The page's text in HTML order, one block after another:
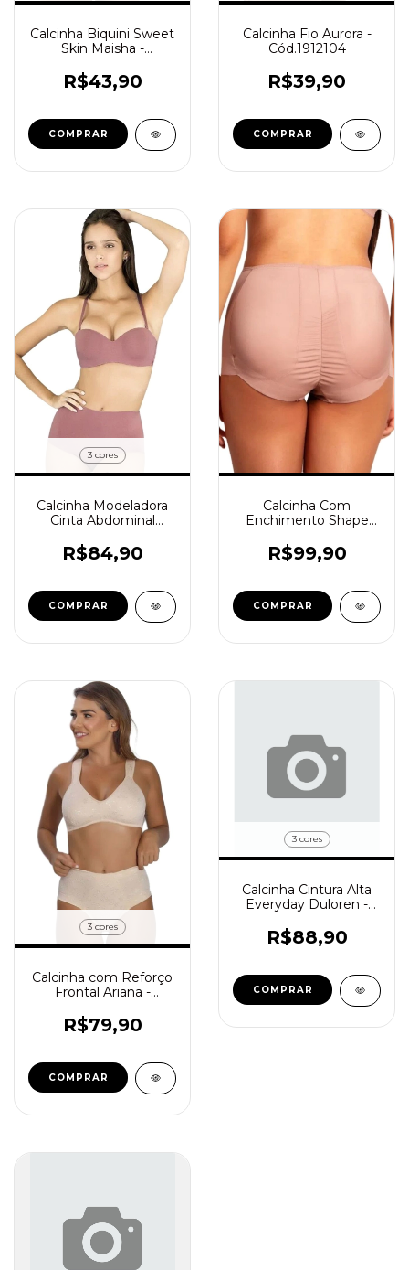
Calcinha Biquini Sweet
Skin Maisha -
R$43,90
COMPRAR
Calcinha Fio Aurora -
Cód.1912104
R$39,90
COMPRAR
3 cores
Calcinha Modeladora
Cinta Abdominal
R$84,90
COMPRAR
Calcinha Com
Enchimento Shape
R$99,90
COMPRAR
3 cores
Calcinha com Reforço
Frontal Ariana -
R$79,90
COMPRAR
3 cores
Calcinha Cintura Alta
Everyday Duloren -
R$88,90
COMPRAR